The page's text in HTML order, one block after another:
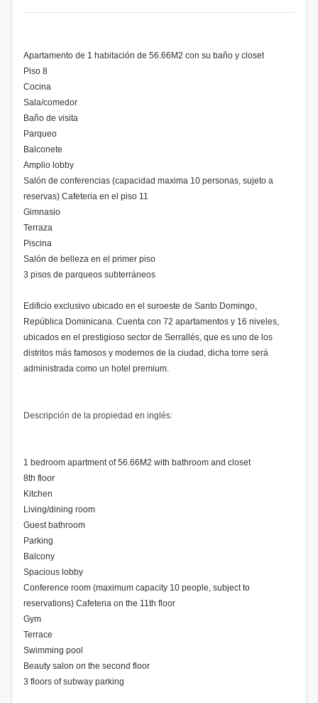
Apartamento de 1 habitación de 56.66M2 con su baño y closet⁣
Piso 8
Cocina⁣
Sala/comedor⁣
Baño de visita⁣
Parqueo⁣
Balconete⁣
Amplio lobby⁣
Salón de conferencias (capacidad maxima 10 personas, sujeto a
reservas) Cafeteria en el piso 11⁣
Gimnasio⁣
Terraza ⁣
Piscina⁣
Salón de belleza en el primer piso⁣
3 pisos de parqueos subterráneos⁣
Edificio exclusivo ubicado en el suroeste de Santo Domingo,
República Dominicana. Cuenta con 72 apartamentos y 16 niveles,
ubicados en el prestigioso sector de Serrallés, que es uno de los
distritos más famosos y modernos de la ciudad, dicha torre será
administrada como un hotel premium.
Descripción de la propiedad en inglés:
1 bedroom apartment of 56.66M2 with bathroom and closet
8th floor
Kitchen
Living/dining room
Guest bathroom
Parking
Balcony
Spacious lobby
Conference room (maximum capacity 10 people, subject to
reservations) Cafeteria on the 11th floor
Gym
Terrace
Swimming pool
Beauty salon on the second floor
3 floors of subway parking